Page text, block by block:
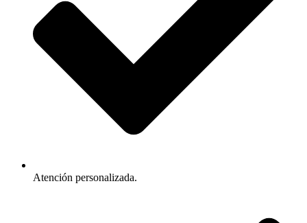
Atención personalizada.